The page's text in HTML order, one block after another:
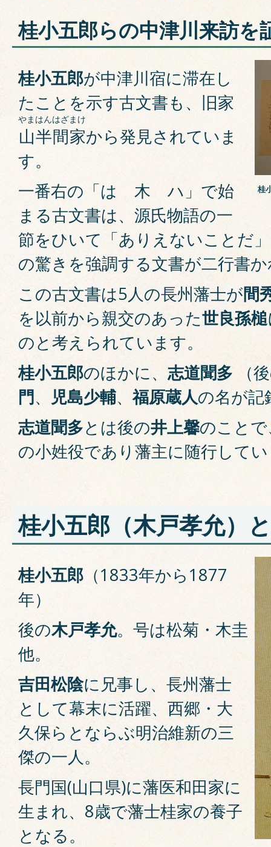
桂小五郎らの中津川来訪を
桂
桂小五郎が中津川宿に滞在し
たことを示す古文書も、旧家
山半間家
やまはんはざまけ
から発見されていま
す。
一番右の「はゝ木ゝハ」で始
まる古文書は、源氏物語の一
節をひいて「ありえないことだ
の驚きを強調する文書が二行書
この古文書は5人の長州藩士が間
を以前から親交のあった世良孫槌
のと考えられています。
桂小五郎のほかに、 志道聞多 （
門、 児島少輔、福原蔵人の名が記
志道聞多とは後の井上馨のこと
の小姓役であり藩主に随行して
桂小五郎（木戸孝允）
桂小五郎 （1833年から1877
年）
後の木戸孝允。号は松菊・木圭
他。
吉田松陰に兄事し、長州藩士
として幕末に活躍、西郷・大
久保らとならぶ明治維新の三
傑の一人。
長門国(山口県)に藩医和田家に
生まれ、8歳で藩士桂家の養子
となる。